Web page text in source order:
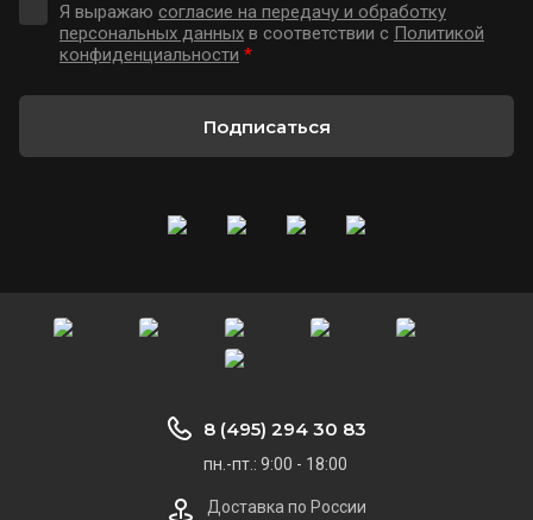
Я выражаю согласие на передачу и обработку
персональных данных в соответствии с Политикой
конфиденциальности *
Подписаться
8 (495) 294 30 83
пн.-пт.: 9:00 - 18:00
Доставка по России